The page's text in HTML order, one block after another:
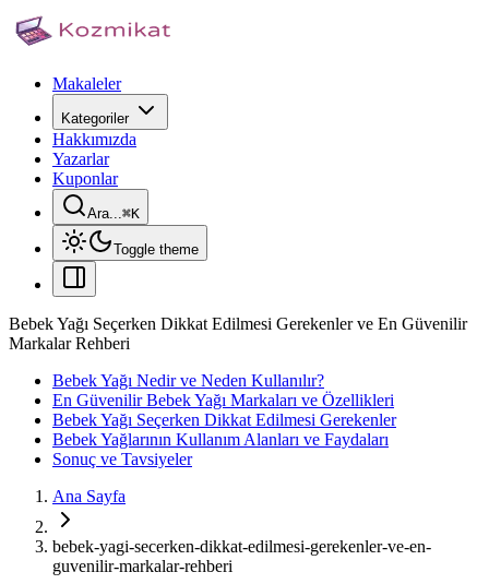
Makaleler
Kategoriler
Hakkımızda
Yazarlar
Kuponlar
Ara...⌘K
Toggle theme
Bebek Yağı Seçerken Dikkat Edilmesi Gerekenler ve En Güvenilir
Markalar Rehberi
Bebek Yağı Nedir ve Neden Kullanılır?
En Güvenilir Bebek Yağı Markaları ve Özellikleri
Bebek Yağı Seçerken Dikkat Edilmesi Gerekenler
Bebek Yağlarının Kullanım Alanları ve Faydaları
Sonuç ve Tavsiyeler
Ana Sayfa
bebek-yagi-secerken-dikkat-edilmesi-gerekenler-ve-en-
guvenilir-markalar-rehberi